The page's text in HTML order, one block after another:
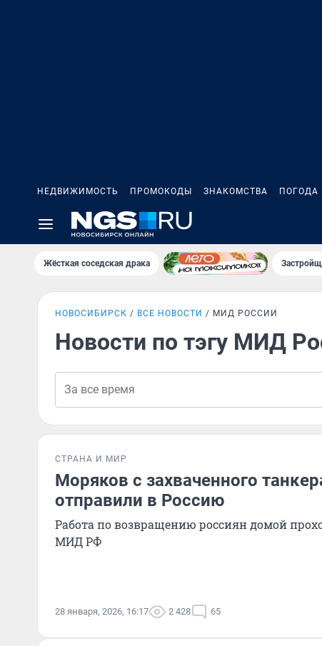
НЕДВИЖИМОСТЬ ПРОМОКОДЫ ЗНАКОМСТВА ПОГОДА
Жёсткая соседская драка
НОВОСИБИРСК ВСЕ НОВОСТИ МИД РОССИИ
Новости по тэгу МИД
СТРАНА И МИР
Моряков с захваченного
отправили в Россию
Работа по возвращению россиян домой
МИД РФ
28 января, 2026, 16:17 2 428 65